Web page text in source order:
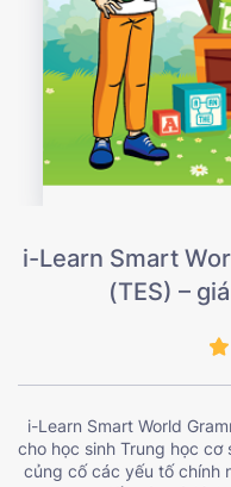
i-Learn Smart
(TES) –
i-Learn Smart World
cho học sinh Trung học
củng cố các yếu tố chính